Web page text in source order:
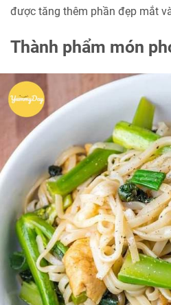
được tăng thêm phần đẹp mắt
Thành phẩm món